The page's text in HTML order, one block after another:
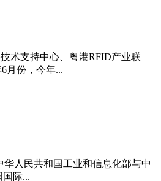
术支持中心、粤港RFID产业联
月份，今年...
人民共和国工业和信息化部与中
际...